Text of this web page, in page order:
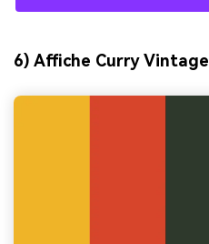
6) Affiche Curry Vintage